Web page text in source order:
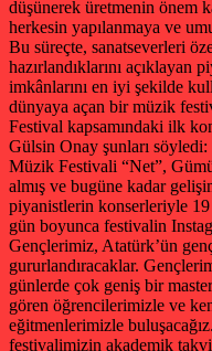
düşünerek üretmenin önem
herkesin yapılanmaya ve
Bu süreçte, sanatseverleri
hazırlandıklarını
imkânlarını en iyi şekilde
dünyaya açan bir müzik
Festival kapsamındaki ilk
Gülsin Onay şunları
Müzik Festivali “Net”,
almış ve bugüne kadar
piyanistlerin konserleriyle 19
gün boyunca festivalin
Gençlerimiz, Atatürk’ün
gururlandıracaklar.
günlerde çok geniş bir
gören öğrencilerimizle ve
eğitmenlerimizle
festivalimizin akademik